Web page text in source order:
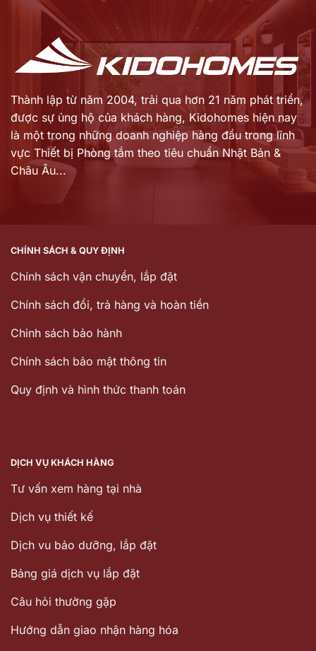
9.821.000 ₫.
Thành lập từ năm 2004, trải qua hơn 21 năm phát triển,
được sự ủng hộ của khách hàng, Kidohomes hiện nay
là một trong những doanh nghiệp hàng đầu trong lĩnh
vực Thiết bị Phòng tắm theo tiêu chuẩn Nhật Bản &
Châu Âu...
CHÍNH SÁCH & QUY ĐỊNH
Chính sách vận chuyển, lắp đặt
Chính sách đổi, trả hàng và hoàn tiền
Chinh sách bảo hành
Chính sách bảo mật thông tin
Quy định và hình thức thanh toán
DỊCH VỤ KHÁCH HÀNG
Tư vấn xem hàng tại nhà
Dịch vụ thiết kế
Dịch vu bảo dưỡng, lắp đặt
Bảng giá dịch vụ lắp đặt
Câu hỏi thường gặp
Hướng dẫn giao nhận hàng hóa